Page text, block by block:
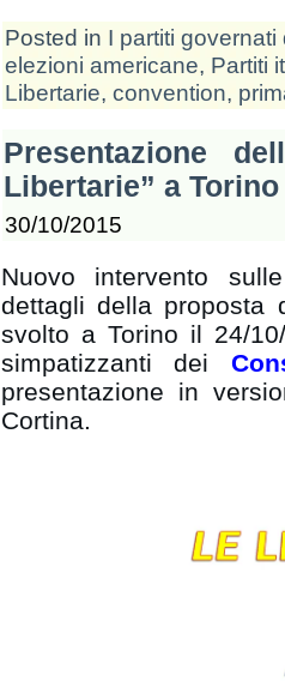
Posted in I partiti governati
elezioni americane, Partiti
Libertarie, convention,
Presentazione
Libertarie” a Torino
30/10/2015
Nuovo intervento
dettagli della proposta
svolto a Torino il 24/
simpatizzanti dei
presentazione in
Cortina.